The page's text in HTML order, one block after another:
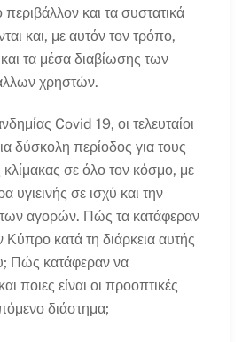
και τα συστατικά
και, με αυτόν τον τρόπο,
τα μέσα διαβίωσης των
χρηστών.
Covid 19, οι τελευταίοι
δύσκολη περίοδος για τους
κλίμακας σε όλο τον κόσμο, με
υγιεινής σε ισχύ και την
αγορών. Πώς τα κατάφεραν
Κύπρο κατά τη διάρκεια αυτής
Πώς κατάφεραν να
ποιες είναι οι προοπτικές
διάστημα;